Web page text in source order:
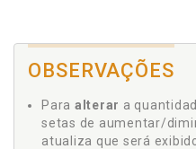
OBSERVAÇÕES
Para alterar a
setas de aumentar/
atualiza que será